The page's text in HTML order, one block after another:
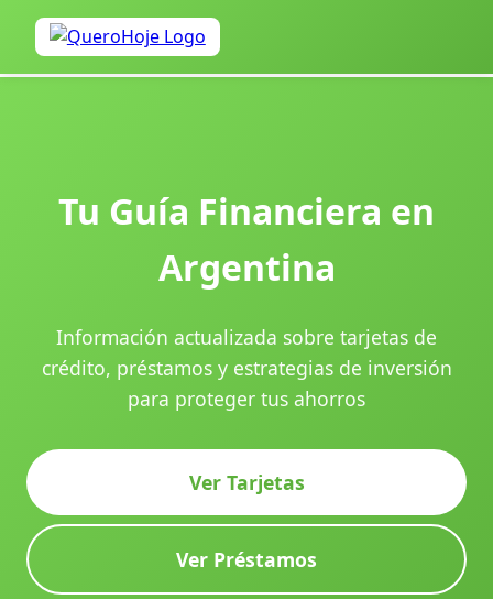
Tu Guía Financiera en
Argentina
Información actualizada sobre tarjetas de
crédito, préstamos y estrategias de inversión
para proteger tus ahorros
Ver Tarjetas
Ver Préstamos